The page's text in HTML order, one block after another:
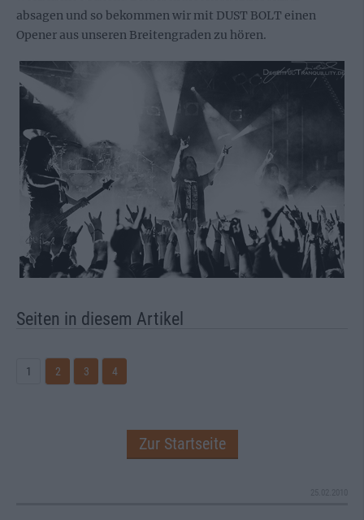
absagen und so bekommen wir mit DUST BOLT einen
Opener aus unseren Breitengraden zu hören.
Seiten in diesem Artikel
1 2 3 4
Zur Startseite